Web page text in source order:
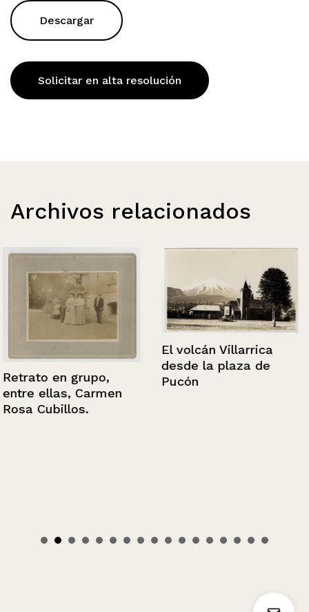
Descargar
Solicitar en alta resolución
Archivos relacionados
Retrato en grupo,
entre ellas, Carmen
Rosa Cubillos.
El volcán Villarrica
desde la plaza de
Pucón